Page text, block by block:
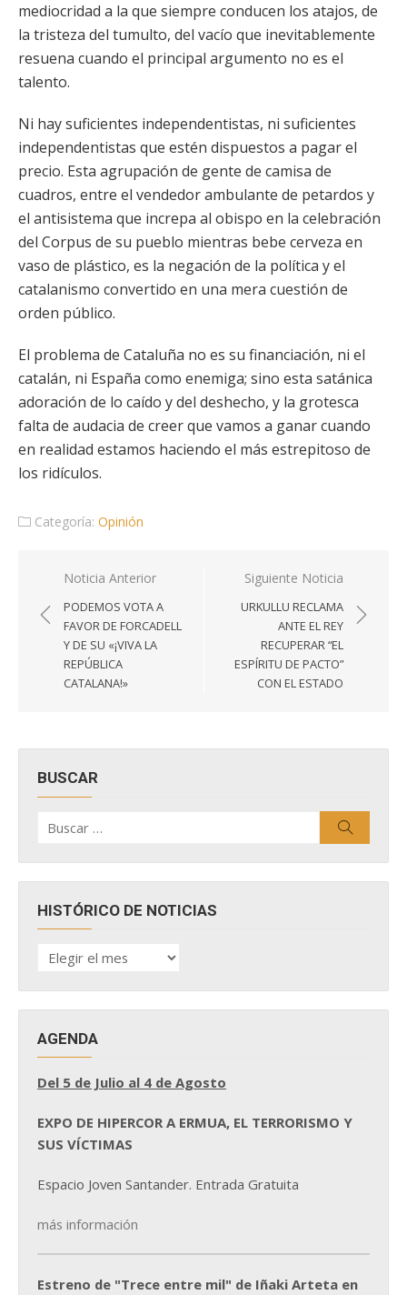
mediocridad a la que siempre conducen los atajos, de
la tristeza del tumulto, del vacío que inevitablemente
resuena cuando el principal argumento no es el
talento.
Ni hay suficientes independentistas, ni suficientes
independentistas que estén dispuestos a pagar el
precio. Esta agrupación de gente de camisa de
cuadros, entre el vendedor ambulante de petardos y
el antisistema que increpa al obispo en la celebración
del Corpus de su pueblo mientras bebe cerveza en
vaso de plástico, es la negación de la política y el
catalanismo convertido en una mera cuestión de
orden público.
El problema de Cataluña no es su financiación, ni el
catalán, ni España como enemiga; sino esta satánica
adoración de lo caído y del deshecho, y la grotesca
falta de audacia de creer que vamos a ganar cuando
en realidad estamos haciendo el más estrepitoso de
los ridículos.
Categoría: Opinión
Navegación
de
entradas
Noticia Anterior
PODEMOS VOTA A
FAVOR DE FORCADELL
Y DE SU «¡VIVA LA
REPÚBLICA
CATALANA!»
Siguiente Noticia
URKULLU RECLAMA
ANTE EL REY
RECUPERAR “EL
ESPÍRITU DE PACTO”
CON EL ESTADO
BUSCAR
por:
HISTÓRICO DE NOTICIAS
HISTÓRICO
DE
AGENDA
Del 5 de Julio al 4 de Agosto
EXPO DE HIPERCOR A ERMUA, EL TERRORISMO Y
SUS VÍCTIMAS
Espacio Joven Santander. Entrada Gratuita
más información
Estreno de "Trece entre mil" de Iñaki Arteta en